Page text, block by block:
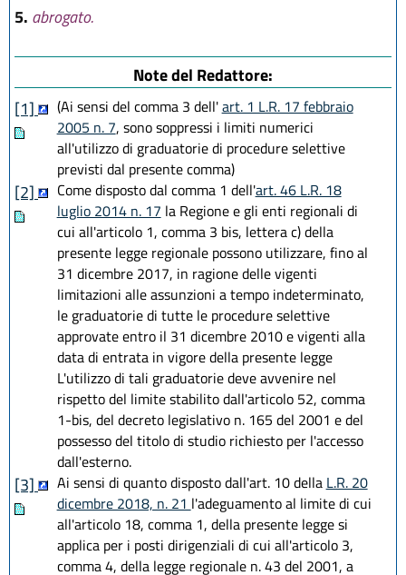
5. abrogato.
Note del Redattore:
[1]
(Ai sensi del comma 3 dell'art. 1 L.R. 17 febbraio
2005 n. 7, sono soppressi i limiti numerici
all'utilizzo di graduatorie di procedure selettive
previsti dal presente comma)
[2] Come disposto dal comma 1 dell'art. 46 L.R. 18
luglio 2014 n. 17 la Regione e gli enti regionali di
cui all'articolo 1, comma 3 bis, lettera c) della
presente legge regionale possono utilizzare, fino al
31 dicembre 2017, in ragione delle vigenti
limitazioni alle assunzioni a tempo indeterminato,
le graduatorie di tutte le procedure selettive
approvate entro il 31 dicembre 2010 e vigenti alla
data di entrata in vigore della presente legge
L'utilizzo di tali graduatorie deve avvenire nel
rispetto del limite stabilito dall'articolo 52, comma
1-bis, del decreto legislativo n. 165 del 2001 e del
possesso del titolo di studio richiesto per l'accesso
dall'esterno.
[3] Ai sensi di quanto disposto dall'art. 10 della L.R. 20
dicembre 2018, n. 21 l'adeguamento al limite di cui
all'articolo 18, comma 1, della presente legge si
applica per i posti dirigenziali di cui all'articolo 3,
comma 4, della legge regionale n. 43 del 2001, a